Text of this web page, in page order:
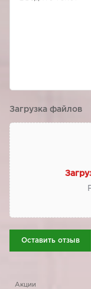
Загрузка файлов
Оставить отзыв
Акции